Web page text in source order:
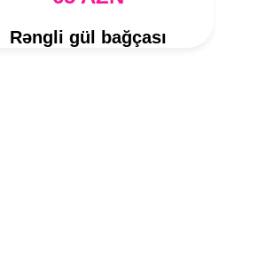
Rəngli gül bağçası